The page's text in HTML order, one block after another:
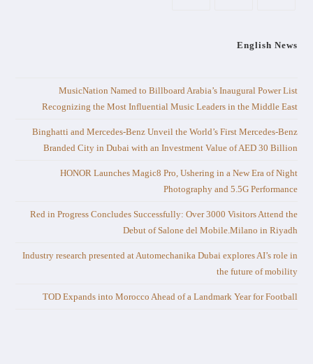
English News
MusicNation Named to Billboard Arabia’s Inaugural Power List
Recognizing the Most Influential Music Leaders in the Middle East
Binghatti and Mercedes-Benz Unveil the World’s First Mercedes-Benz
Branded City in Dubai with an Investment Value of AED 30 Billion
HONOR Launches Magic8 Pro, Ushering in a New Era of Night
Photography and 5.5G Performance
Red in Progress Concludes Successfully: Over 3000 Visitors Attend the
Debut of Salone del Mobile.Milano in Riyadh
Industry research presented at Automechanika Dubai explores AI’s role in
the future of mobility
TOD Expands into Morocco Ahead of a Landmark Year for Football